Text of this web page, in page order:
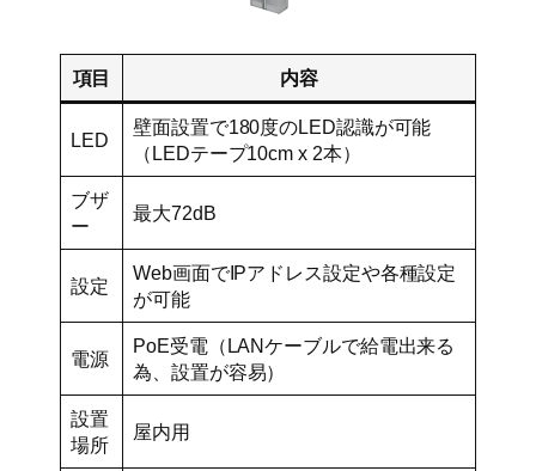
項目 内容
LED
壁面設置で180度のLED認識が可能
（LEDテープ10cm x 2本）
ブザ
ー
最大72dB
設定
Web画面でIPアドレス設定や各種設定
が可能
電源
PoE受電（LANケーブルで給電出来る
為、設置が容易）
設置
場所
屋内用